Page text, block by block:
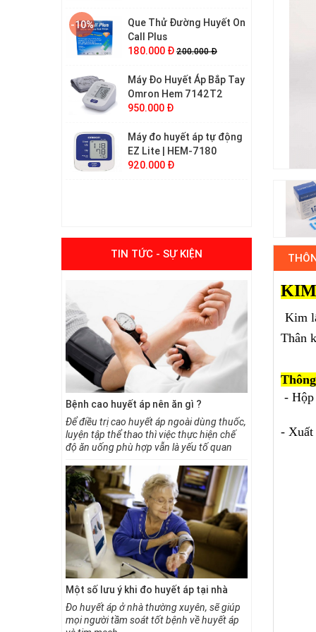
Call Plus
180.000 Đ
Omron Hem 7142T2
950.000 Đ
EZ Lite | HEM-7180
920.000 Đ
Cao Cấp Omron HEM-
7280T Bluetooth
2.800.000 Đ 3.100.000 Đ
-10%
TIN TỨC - SỰ KIỆN
Bệnh cao huyết áp nên ăn gì ?
Để điều trị cao huyết áp ngoài dùng thuốc,
luyện tập thể thao thì việc thực hiện chế
độ ăn uống phù hợp vẫn là yếu tố quan
chóng. Tuân thủ việc ăn uống và kết hợp
uống thuốc đều đặn sẽ giúp bạn duy trì
được huyết áp ở mức bình thường, theo
các chuyên gia những người cao huyết áp
nên tăng cường bổ sung các loại thực
phẩm sau đây:
Một số lưu ý khi đo huyết áp tại nhà
Đo huyết áp ở nhà thường xuyên, sẽ giúp
mọi người tầm soát tốt bệnh về huyết áp
Bệnh
Chế độ
Kim
Thân
-
- Xuất